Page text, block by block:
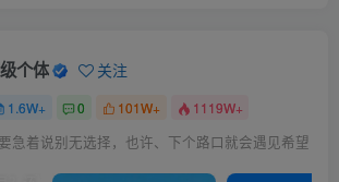
个体 关注
1.6W+ 0 101W+ 1119W+
急着说别无选择，也许、下个路口就会遇见希望